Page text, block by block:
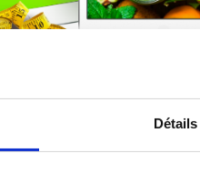
Détails